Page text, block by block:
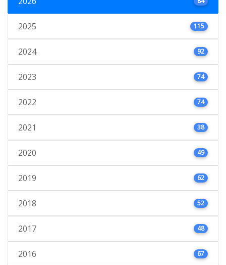
2025 115
2024 92
2023 74
2022 74
2021 38
2020 49
2019 62
2018 52
2017 48
2016 67